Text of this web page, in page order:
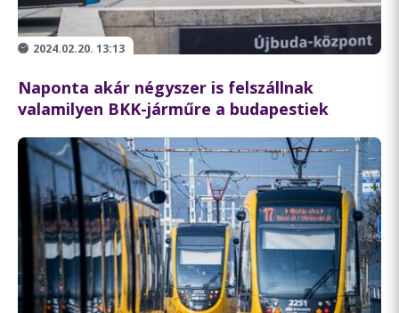
2024.02.20. 13:13
Naponta akár négyszer is felszállnak
valamilyen BKK-járműre a budapestiek